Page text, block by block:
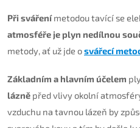
Při svářenímetodou tavící se
atmosféře je plyn nedílnou
metody, ať už jde osvářecí
Základním a hlavním účelem
lázně před vlivy okolní
vzduchu na tavnou lázeň by